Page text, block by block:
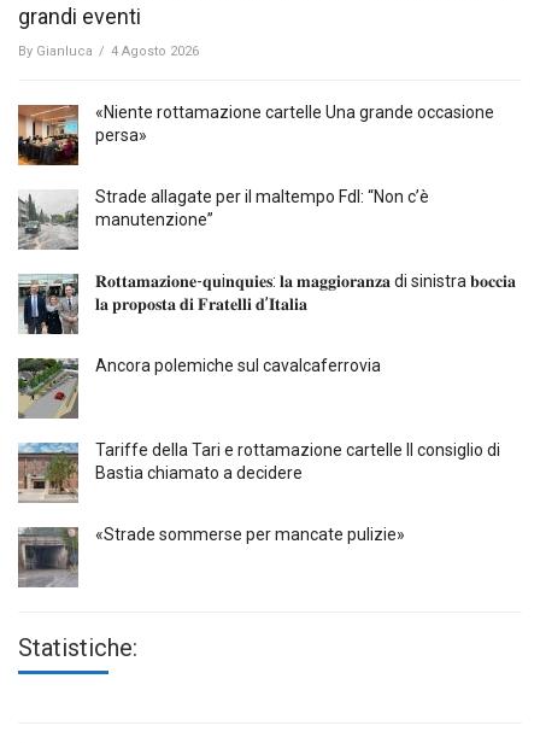
grandi eventi
By Gianluca / 4 Agosto 2026
«Niente rottamazione cartelle Una grande occasione
persa»
Strade allagate per il maltempo FdI: “Non c’è
manutenzione”
𝐑𝐨𝐭𝐭𝐚𝐦𝐚𝐳𝐢𝐨𝐧𝐞-𝐪𝐮i𝐧𝐪𝐮𝐢𝐞𝐬: 𝐥𝐚 𝐦𝐚𝐠𝐠𝐢𝐨𝐫𝐚𝐧𝐳𝐚 di sinistra 𝐛𝐨𝐜𝐜𝐢𝐚
𝐥𝐚 𝐩𝐫𝐨𝐩𝐨𝐬𝐭𝐚 𝐝𝐢 𝐅𝐫𝐚𝐭𝐞𝐥𝐥𝐢 𝐝’𝐈𝐭𝐚𝐥𝐢𝐚
Ancora polemiche sul cavalcaferrovia
Tariffe della Tari e rottamazione cartelle Il consiglio di
Bastia chiamato a decidere
«Strade sommerse per mancate pulizie»
Statistiche: